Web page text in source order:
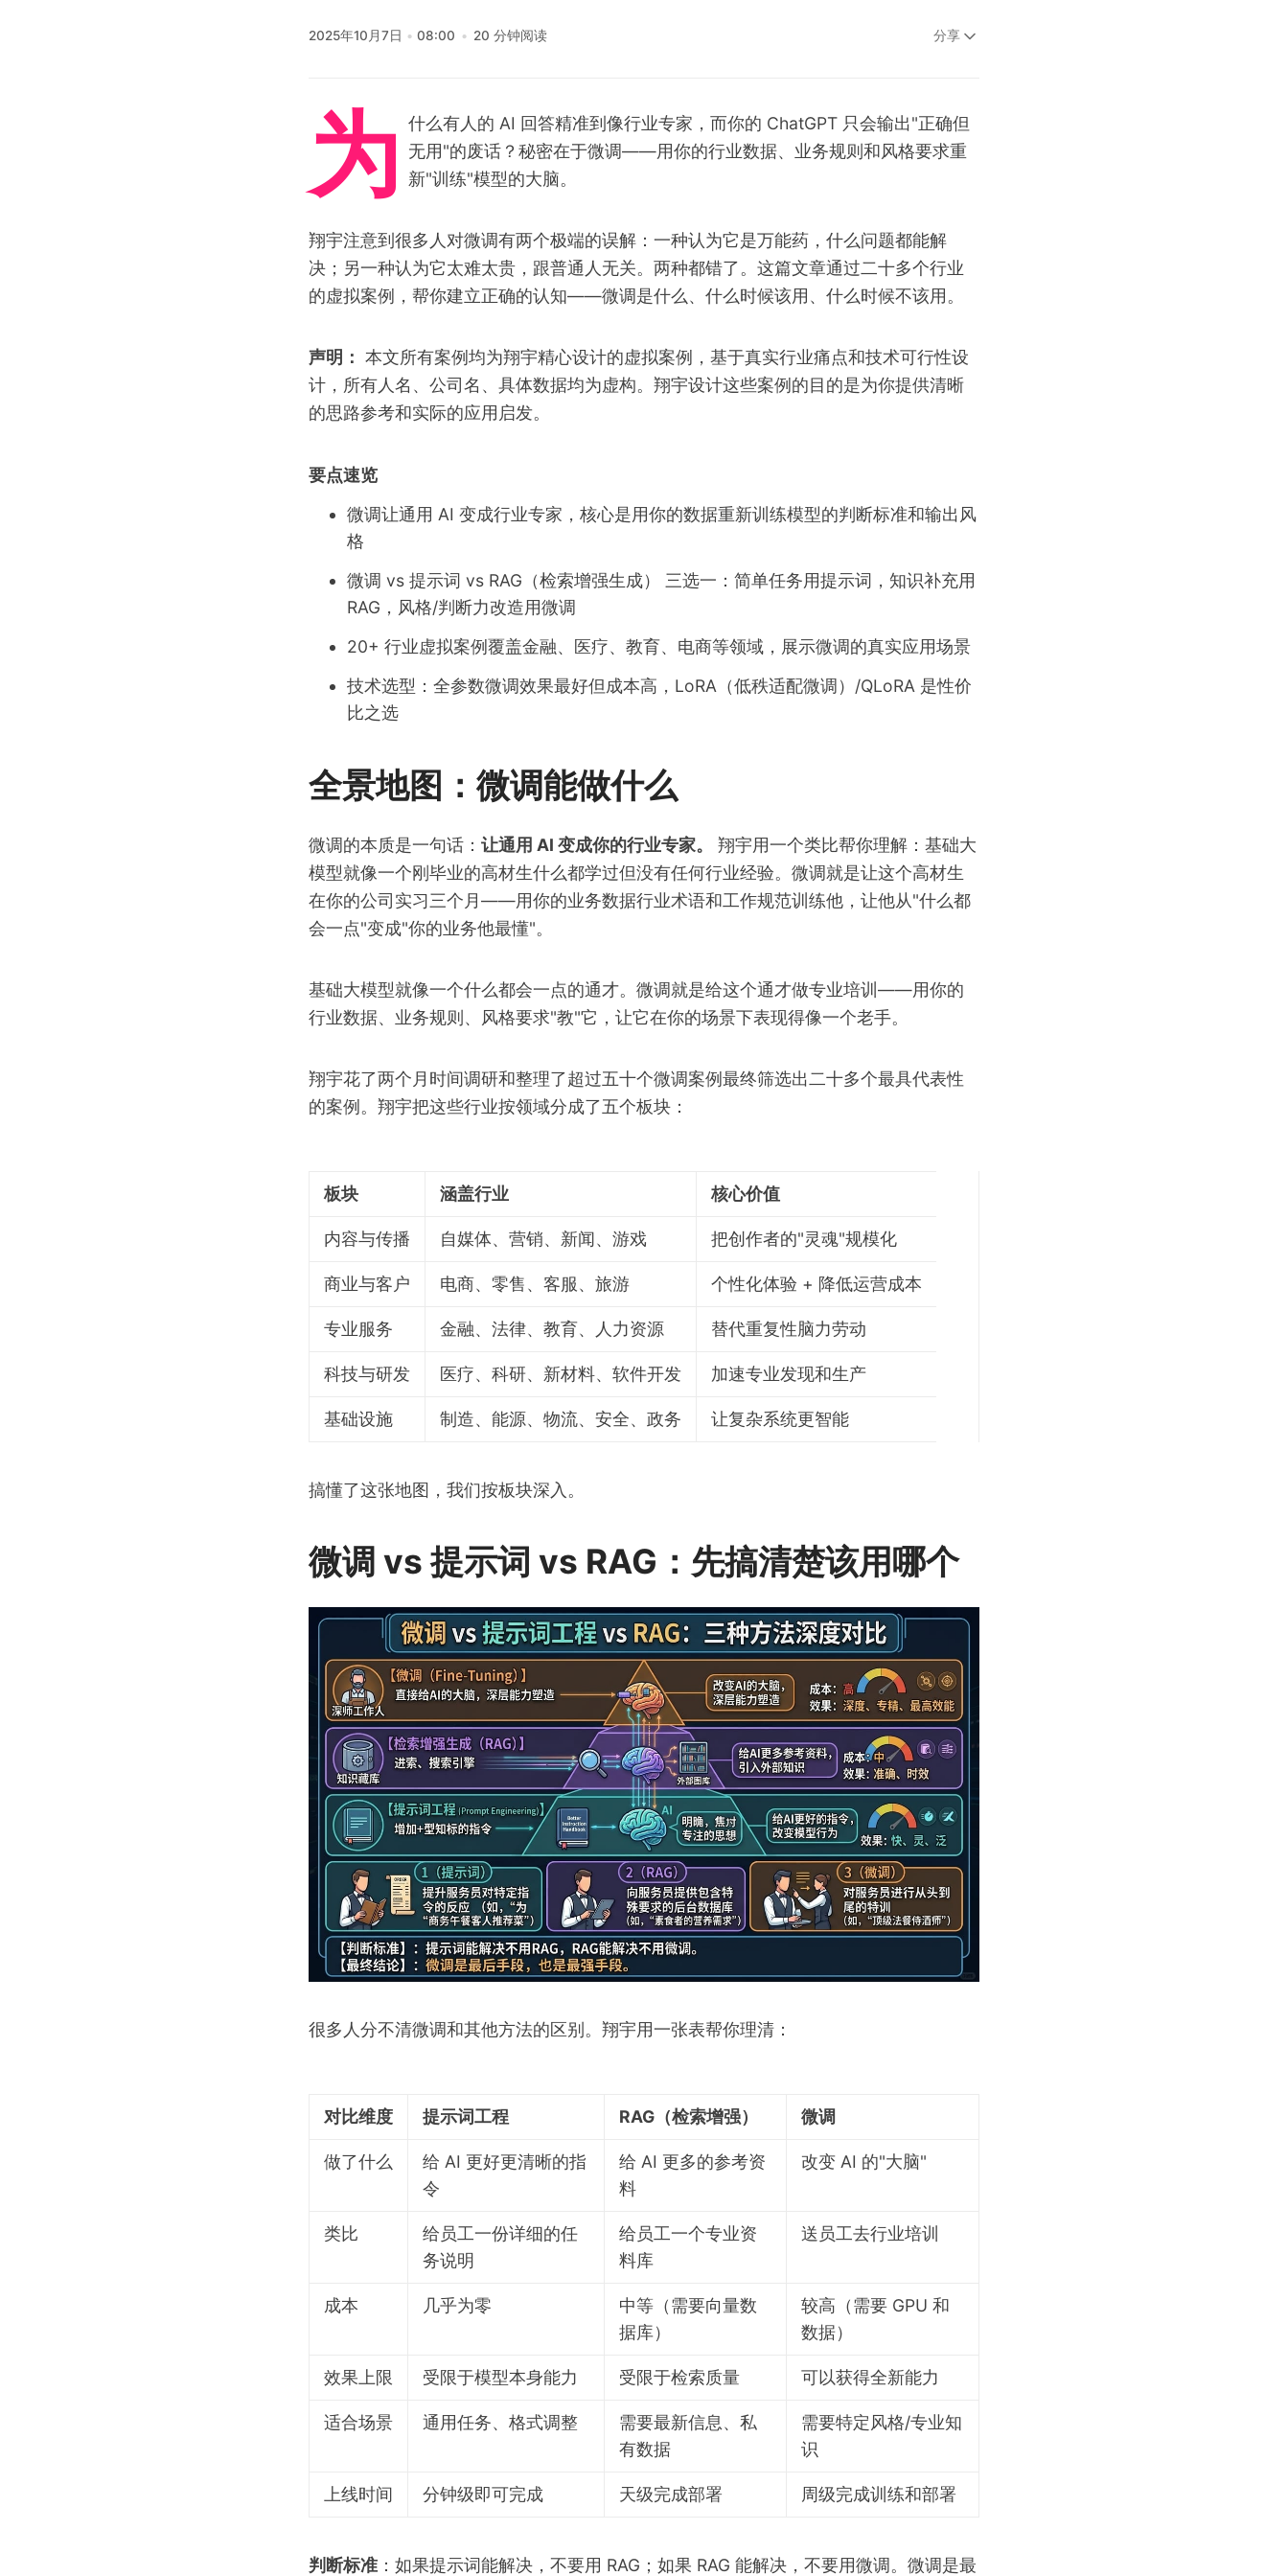
2025年10月7日 08:00 20 分钟阅读 分享
为
什么有人的 AI 回答精准到像行业专家，而你的 ChatGPT 只会输出"正确但
无用"的废话？秘密在于微调——用你的行业数据、业务规则和风格要求重
新"训练"模型的大脑。
翔宇注意到很多人对微调有两个极端的误解：一种认为它是万能药，什么问题都能解
决；另一种认为它太难太贵，跟普通人无关。两种都错了。这篇文章通过二十多个行业
的虚拟案例，帮你建立正确的认知——微调是什么、什么时候该用、什么时候不该用。
声明： 本文所有案例均为翔宇精心设计的虚拟案例，基于真实行业痛点和技术可行性设
计，所有人名、公司名、具体数据均为虚构。翔宇设计这些案例的目的是为你提供清晰
的思路参考和实际的应用启发。
要点速览
微调让通用 AI 变成行业专家，核心是用你的数据重新训练模型的判断标准和输出风
格
微调 vs 提示词 vs RAG（检索增强生成） 三选一：简单任务用提示词，知识补充用
RAG，风格/判断力改造用微调
20+ 行业虚拟案例覆盖金融、医疗、教育、电商等领域，展示微调的真实应用场景
技术选型：全参数微调效果最好但成本高，LoRA（低秩适配微调）/QLoRA 是性价
比之选
全景地图：微调能做什么
微调的本质是一句话： 让通用 AI 变成你的行业专家。
翔宇用一个类比帮你理解：基础大
模型就像一个刚毕业的高材生什么都学过但没有任何行业经验。微调就是让这个高材生
在你的公司实习三个月——用你的业务数据行业术语和工作规范训练他，让他从"什么都
会一点"变成"你的业务他最懂"。
基础大模型就像一个什么都会一点的通才。微调就是给这个通才做专业培训——用你的
行业数据、业务规则、风格要求"教"它，让它在你的场景下表现得像一个老手。
翔宇花了两个月时间调研和整理了超过五十个微调案例最终筛选出二十多个最具代表性
的案例。翔宇把这些行业按领域分成了五个板块：
板块 涵盖行业 核心价值
内容与传播 自媒体、营销、新闻、游戏 把创作者的"灵魂"规模化
商业与客户 电商、零售、客服、旅游 个性化体验 + 降低运营成本
专业服务 金融、法律、教育、人力资源 替代重复性脑力劳动
科技与研发 医疗、科研、新材料、软件开发 加速专业发现和生产
基础设施 制造、能源、物流、安全、政务 让复杂系统更智能
搞懂了这张地图，我们按板块深入。
微调 vs 提示词 vs RAG：先搞清楚该用哪个
很多人分不清微调和其他方法的区别。翔宇用一张表帮你理清：
对比维度 提示词工程 RAG（检索增强） 微调
做了什么
给 AI 更好更清晰的指
令
给 AI 更多的参考资
料
改变 AI 的"大脑"
类比
给员工一份详细的任
务说明
给员工一个专业资
料库
送员工去行业培训
成本 几乎为零
中等（需要向量数
据库）
较高（需要 GPU 和
数据）
效果上限 受限于模型本身能力 受限于检索质量 可以获得全新能力
适合场景 通用任务、格式调整
需要最新信息、私
有数据
需要特定风格/专业知
识
上线时间 分钟级即可完成 天级完成部署 周级完成训练和部署
判断标准 ：如果提示词能解决，不要用 RAG；如果 RAG 能解决，不要用微调。微调是最